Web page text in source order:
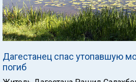
Дагестанец спас утопавшую
погиб